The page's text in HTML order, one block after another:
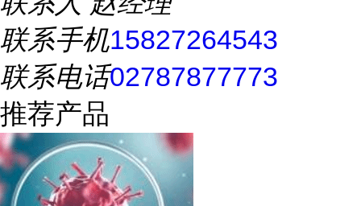
联系手机15827264543
联系电话02787877773
推荐产品